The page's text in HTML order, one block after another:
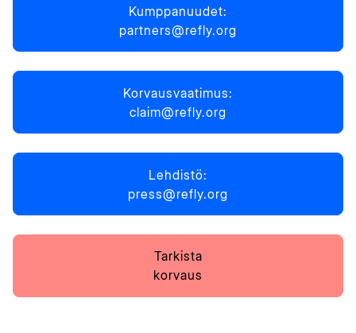
Kumppanuudet:
partners@refly.org
Korvausvaatimus:
claim@refly.org
Lehdistö:
press@refly.org
Tarkista
korvaus